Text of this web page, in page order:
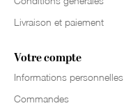
Livraison et paiement
Votre compte
Informations personnelles
Commandes